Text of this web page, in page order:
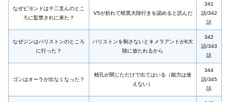
なぜビヨンドは十二支んのとこ
ろに監禁されに来た？
V5が折れて暗黒大陸行きを認めると読んだ
341
話/342
話
なぜジンはパリストンのところ
に行った？
パリストンを制さないとキメラアントが6大
陸に放たれるから
342
話/343
話
ゴンはオーラが出なくなった？
精孔が閉じただけで出てはいる（能力は使
えない）
344
話/345
話